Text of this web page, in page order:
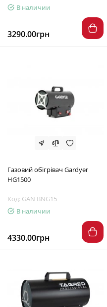
В наличии
3290.00грн
Газовий обігрівач Gardyer
HG1500
Код: GAN BNG15
В наличии
4330.00грн